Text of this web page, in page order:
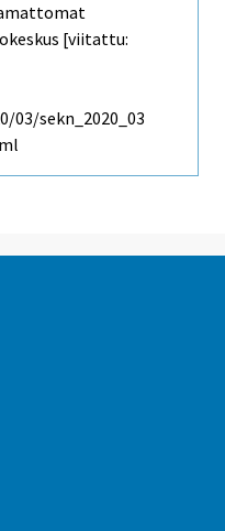
[viitattu:
sekn_2020_03